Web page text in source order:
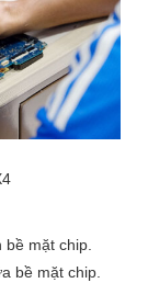
bề mặt chip.
bề mặt chip.